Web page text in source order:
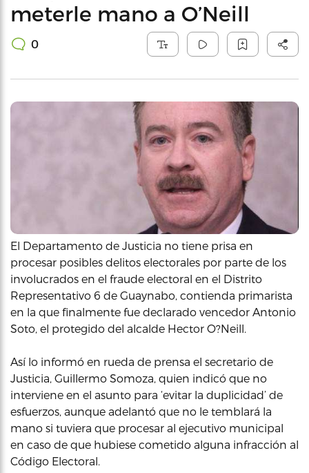
meterle mano a O’Neill
0
El Departamento de Justicia no tiene prisa en
procesar posibles delitos electorales por parte de los
involucrados en el fraude electoral en el Distrito
Representativo 6 de Guaynabo, contienda primarista
en la que finalmente fue declarado vencedor Antonio
Soto, el protegido del alcalde Hector O?Neill.
Así lo informó en rueda de prensa el secretario de
Justicia, Guillermo Somoza, quien indicó que no
interviene en el asunto para ‘evitar la duplicidad’ de
esfuerzos, aunque adelantó que no le temblará la
mano si tuviera que procesar al ejecutivo municipal
en caso de que hubiese cometido alguna infracción al
Código Electoral.